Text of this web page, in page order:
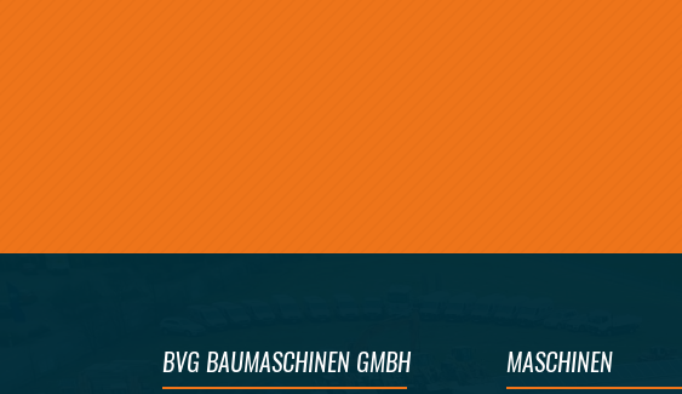
BVG BAUMASCHINEN GMBH MASCHINEN